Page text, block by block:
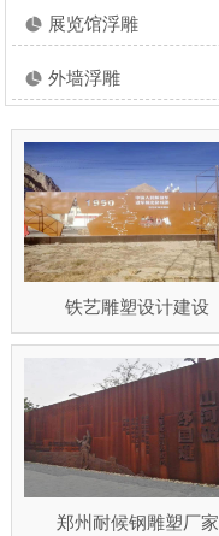
展览馆浮雕
外墙浮雕
铁艺雕塑设计建设
郑州耐候钢雕塑厂家